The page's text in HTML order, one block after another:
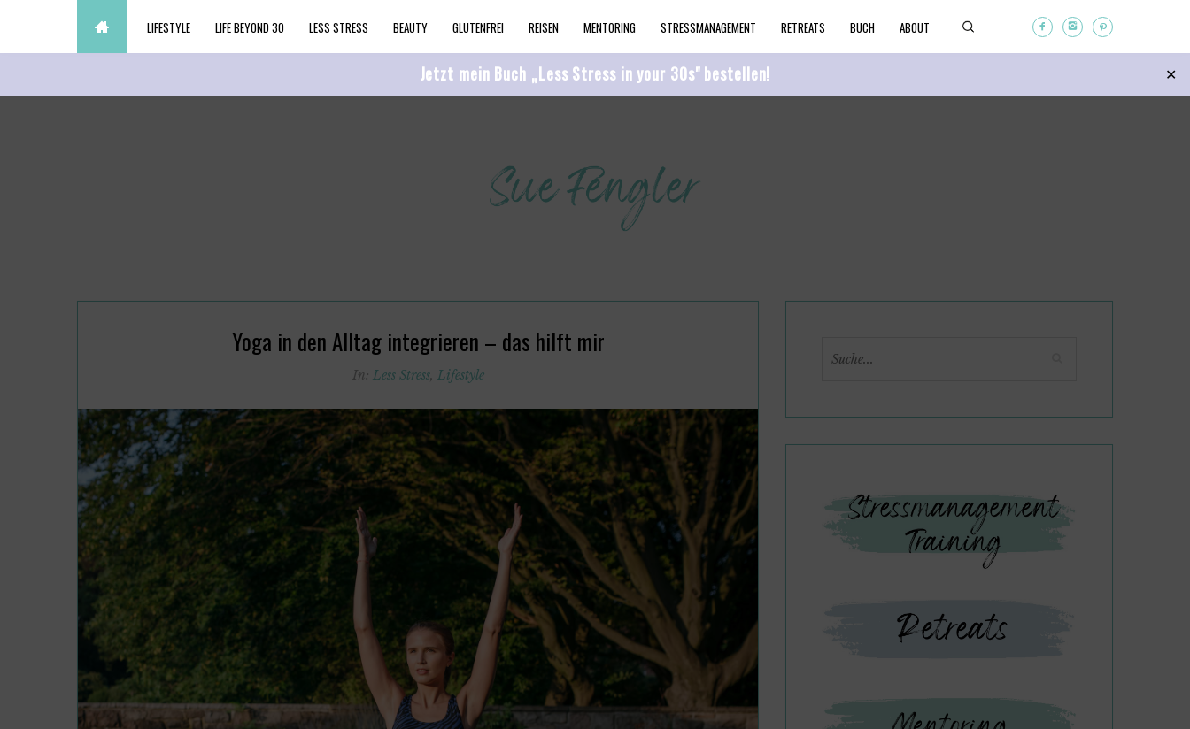
Jetzt mein Buch „Less Stress in your 30s" bestellen! ✕
LIFESTYLE LIFE BEYOND 30 LESS STRESS BEAUTY GLUTENFREI REISEN MENTORING STRESSMANAGEMENT RETREATS BUCH ABOUT Search
Yoga in den Alltag integrieren – das hilft mir
In: Less Stress, Lifestyle